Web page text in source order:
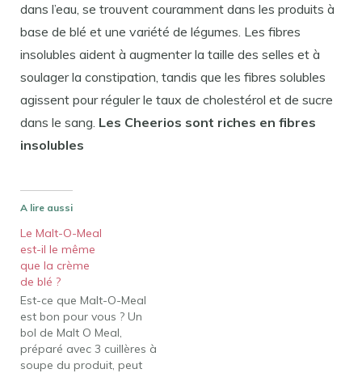
dans l’eau, se trouvent couramment dans les produits à
base de blé et une variété de légumes. Les fibres
insolubles aident à augmenter la taille des selles et à
soulager la constipation, tandis que les fibres solubles
agissent pour réguler le taux de cholestérol et de sucre
dans le sang. Les Cheerios sont riches en fibres
insolubles
A lire aussi
Le Malt-O-Meal
est-il le même
que la crème
de blé ?
Est-ce que Malt-O-Meal
est bon pour vous ? Un
bol de Malt O Meal,
préparé avec 3 cuillères à
soupe du produit, peut